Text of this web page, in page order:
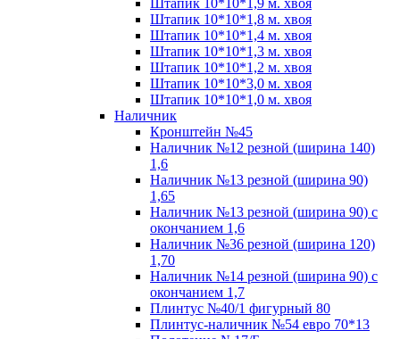
Штапик 10*10*1,9 м. хвоя
Штапик 10*10*1,8 м. хвоя
Штапик 10*10*1,4 м. хвоя
Штапик 10*10*1,3 м. хвоя
Штапик 10*10*1,2 м. хвоя
Штапик 10*10*3,0 м. хвоя
Штапик 10*10*1,0 м. хвоя
Наличник
Кронштейн №45
Наличник №12 резной (ширина 140)
1,6
Наличник №13 резной (ширина 90)
1,65
Наличник №13 резной (ширина 90) с
окончанием 1,6
Наличник №36 резной (ширина 120)
1,70
Наличник №14 резной (ширина 90) с
окончанием 1,7
Плинтус №40/1 фигурный 80
Плинтус-наличник №54 евро 70*13